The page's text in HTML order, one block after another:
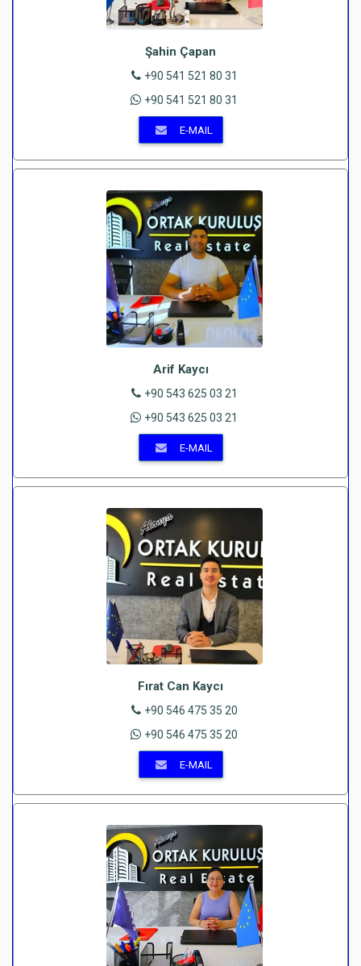
Şahin Çapan
+90 541 521 80 31
+90 541 521 80 31
E-MAIL
Arif Kaycı
+90 543 625 03 21
+90 543 625 03 21
E-MAIL
Fırat Can Kaycı
+90 546 475 35 20
+90 546 475 35 20
E-MAIL